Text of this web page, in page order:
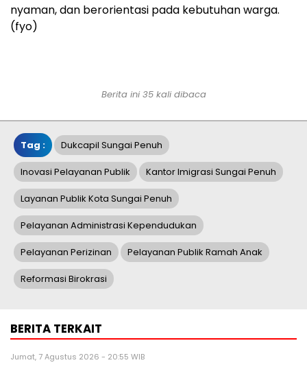
nyaman, dan berorientasi pada kebutuhan warga.
(fyo)
Berita ini 35 kali dibaca
Tag : Dukcapil Sungai Penuh
Inovasi Pelayanan Publik Kantor Imigrasi Sungai Penuh
Layanan Publik Kota Sungai Penuh
Pelayanan Administrasi Kependudukan
Pelayanan Perizinan Pelayanan Publik Ramah Anak
Reformasi Birokrasi
BERITA TERKAIT
Jumat, 7 Agustus 2026 - 20:55 WIB